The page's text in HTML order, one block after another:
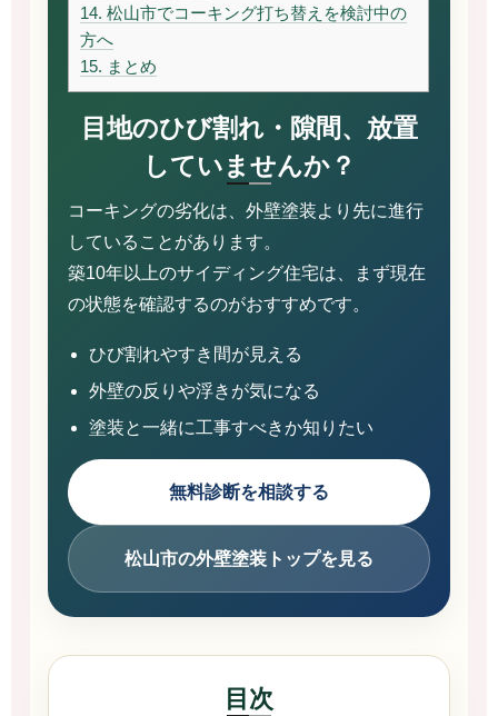
14. 松山市でコーキング打ち替えを検討中の
方へ
15. まとめ
目地のひび割れ・隙間、放置
していませんか？
コーキングの劣化は、外壁塗装より先に進行
していることがあります。
築10年以上のサイディング住宅は、まず現在
の状態を確認するのがおすすめです。
ひび割れやすき間が見える
外壁の反りや浮きが気になる
塗装と一緒に工事すべきか知りたい
無料診断を相談する
松山市の外壁塗装トップを見る
目次